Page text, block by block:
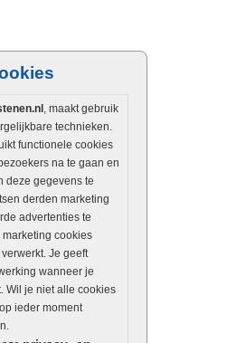
, maakt gebruik
technieken.
functionele cookies
na te gaan en
deze gegevens te
derden marketing
advertenties te
cookies
Je geeft
wanneer je
Wil je niet alle cookies
ieder moment